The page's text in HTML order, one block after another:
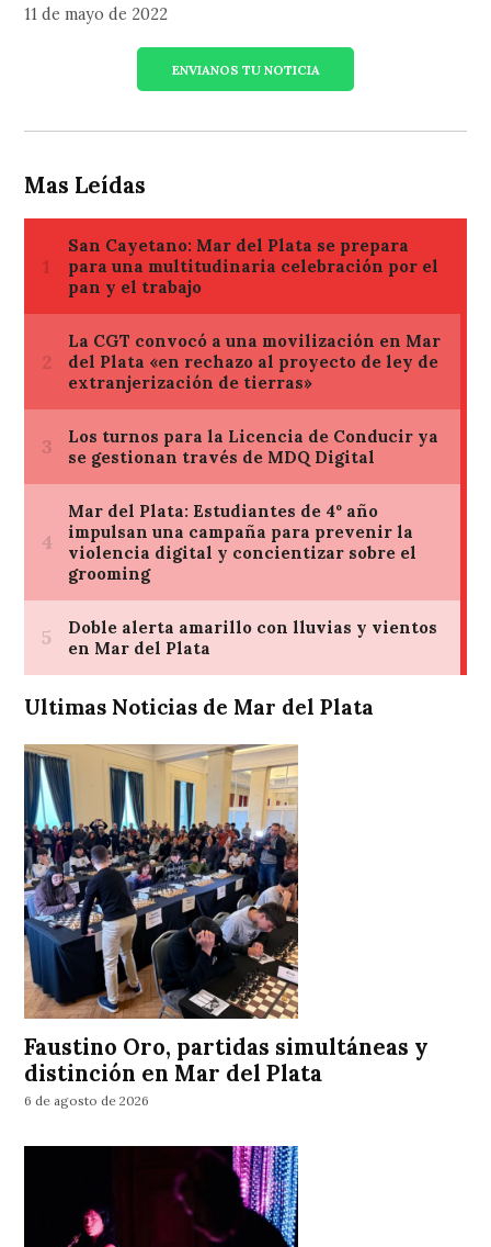
11 de mayo de 2022
ENVIANOS TU NOTICIA
Mas Leídas
Ultimas Noticias de Mar del Plata
Faustino Oro, partidas simultáneas y
distinción en Mar del Plata
6 de agosto de 2026